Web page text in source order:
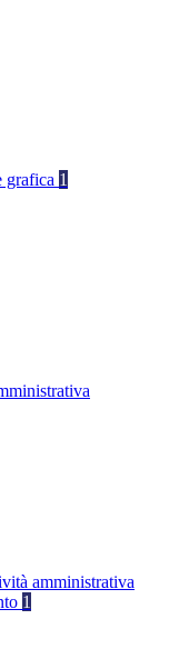
grafica 1
amministrativa
1